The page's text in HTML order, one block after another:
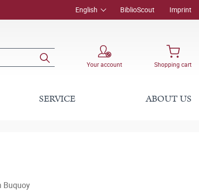
English BiblioScout Imprint
Your account Shopping cart
SERVICE ABOUT US
Buquoy